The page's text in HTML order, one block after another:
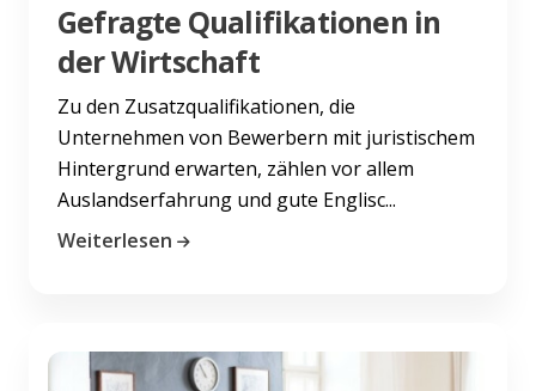
Gefragte Qualifikationen in
der Wirtschaft
Zu den Zusatzqualifikationen, die
Unternehmen von Bewerbern mit juristischem
Hintergrund erwarten, zählen vor allem
Auslandserfahrung und gute Englisc...
Weiterlesen